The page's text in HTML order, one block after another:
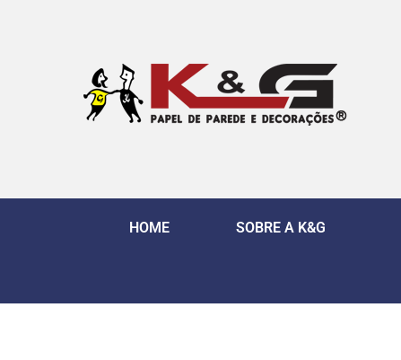
HOME SOBRE A K&G